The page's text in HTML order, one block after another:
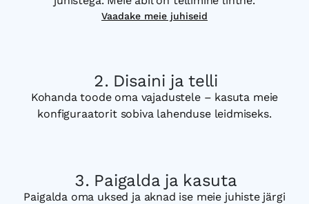
Vaadake meie juhiseid
Disaini ja telli
Kohanda toode oma vajadustele – kasuta meie
konfiguraatorit sobiva lahenduse leidmiseks.
Paigalda ja kasuta
Paigalda oma uksed ja aknad ise meie juhiste järgi